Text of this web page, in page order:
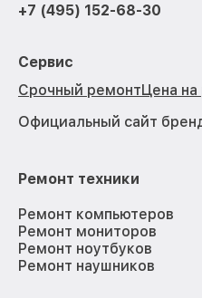
+7 (495) 152-68-30
Сервис
Срочный ремонтЦена
Официальный сайт
Ремонт техники
Ремонт компьютеров
Ремонт мониторов
Ремонт ноутбуков
Ремонт наушников